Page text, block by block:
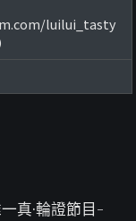
luilui_tasty
真·輪證節目-